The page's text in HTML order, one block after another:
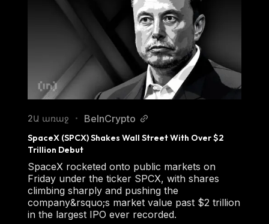
2Ա առաջ • BeInCrypto
SpaceX (SPCX) Shakes Wall Street With Over $2
Trillion Debut
SpaceX rocketed onto public markets on
Friday under the ticker SPCX, with shares
climbing sharply and pushing the
company&rsquo;s market value past $2 trillion
in the largest IPO ever recorded.